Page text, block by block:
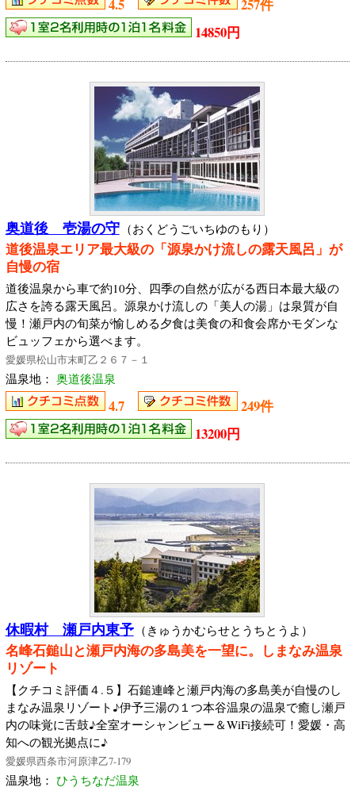
4.5
257件
14850円
奥道後 壱湯の守 （おくどうごいちゆのもり）
道後温泉エリア最大級の「源泉かけ流しの露天風呂」が
自慢の宿
道後温泉から車で約10分、四季の自然が広がる西日本最大級の
広さを誇る露天風呂。源泉かけ流しの「美人の湯」は泉質が自
慢！瀬戸内の旬菜が愉しめる夕食は美食の和食会席かモダンな
ビュッフェから選べます。
愛媛県松山市末町乙２６７－１
温泉地： 奥道後温泉
4.7
249件
13200円
休暇村 瀬戸内東予 （きゅうかむらせとうちとうよ）
名峰石鎚山と瀬戸内海の多島美を一望に。しまなみ温泉
リゾート
【クチコミ評価４.５】石鎚連峰と瀬戸内海の多島美が自慢のし
まなみ温泉リゾート♪伊予三湯の１つ本谷温泉の温泉で癒し瀬戸
内の味覚に舌鼓♪全室オーシャンビュー＆WiFi接続可！愛媛・高
知への観光拠点に♪
愛媛県西条市河原津乙7-179
温泉地： ひうちなだ温泉